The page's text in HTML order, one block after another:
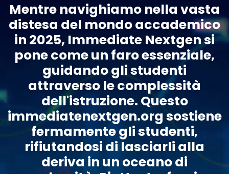
Mentre navighiamo nella vasta
distesa del mondo accademico
in 2025, Immediate Nextgen si
pone come un faro essenziale,
guidando gli studenti
attraverso le complessità
dell'istruzione. Questo
immediatenextgen.org sostiene
fermamente gli studenti,
rifiutandosi di lasciarli alla
deriva in un oceano di